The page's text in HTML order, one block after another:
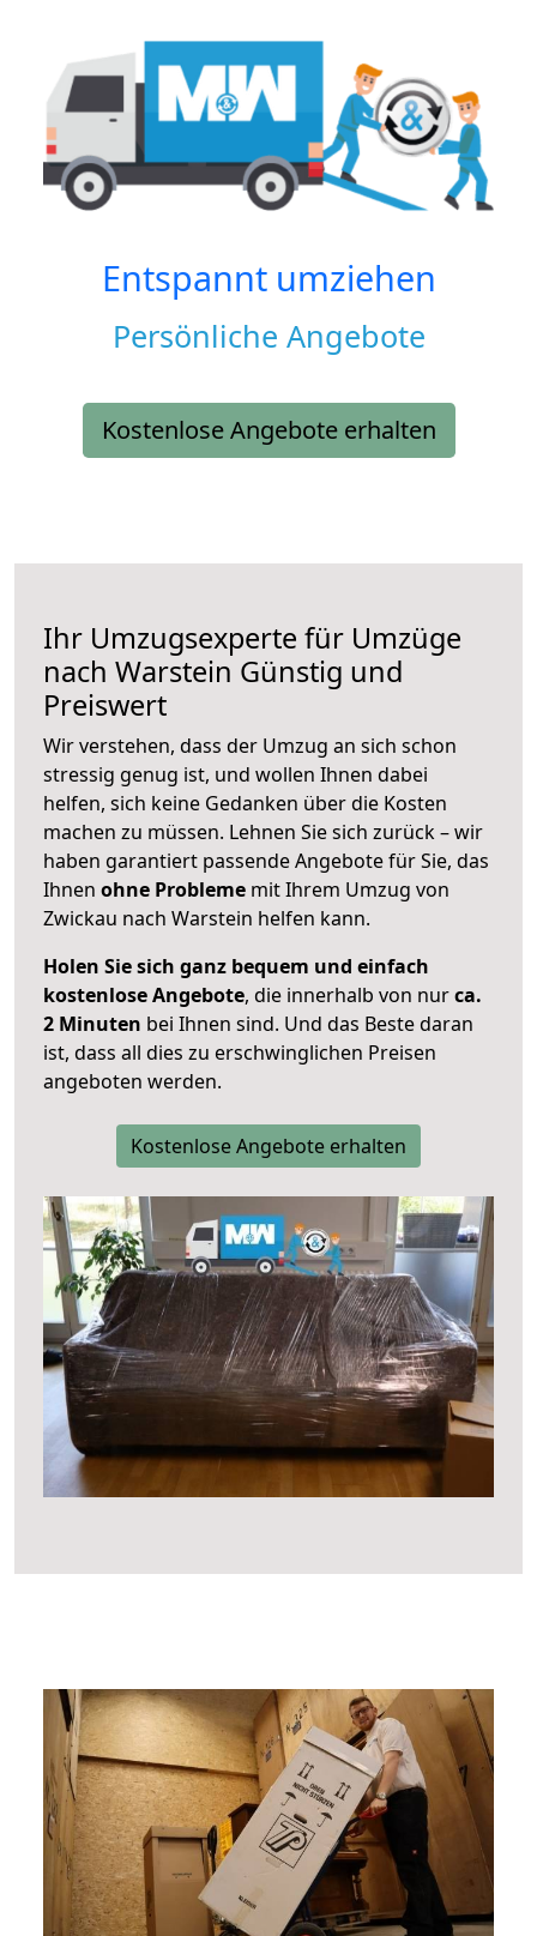
Entspannt umziehen
Persönliche Angebote
Kostenlose Angebote erhalten
Ihr Umzugsexperte für Umzüge
nach Warstein Günstig und
Preiswert
Wir verstehen, dass der Umzug an sich schon
stressig genug ist, und wollen Ihnen dabei
helfen, sich keine Gedanken über die Kosten
machen zu müssen. Lehnen Sie sich zurück – wir
haben garantiert passende Angebote für Sie, das
Ihnen ohne Probleme mit Ihrem Umzug von
Zwickau nach Warstein helfen kann.
Holen Sie sich ganz bequem und einfach
kostenlose Angebote, die innerhalb von nurca.
2 Minuten bei Ihnen sind. Und das Beste daran
ist, dass all dies zu erschwinglichen Preisen
angeboten werden.
Kostenlose Angebote erhalten